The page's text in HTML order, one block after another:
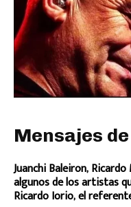
Mensajes
Juanchi Baleiron,
algunos de los artistas
Ricardo Iorio, el